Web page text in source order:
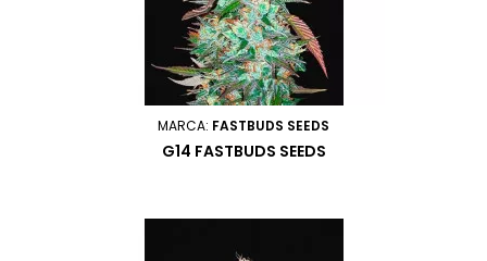
MARCA: FASTBUDS SEEDS
G14 FASTBUDS SEEDS